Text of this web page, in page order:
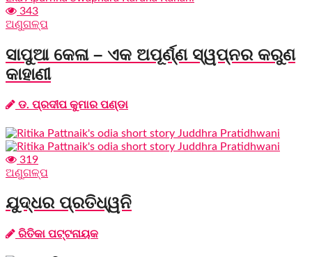
343
ଅଣୁଗଳ୍ପ
ସାପୁଆ କେଳା – ଏକ ଅପୂର୍ଣ୍ଣ ସ୍ୱପ୍ନର କରୁଣ
କାହାଣୀ
ଡ. ପ୍ରଦୀପ କୁମାର ପଣ୍ଡା
319
ଅଣୁଗଳ୍ପ
ଯୁଦ୍ଧର ପ୍ରତିଧ୍ୱନି
ରିତିକା ପଟ୍ଟନାୟକ